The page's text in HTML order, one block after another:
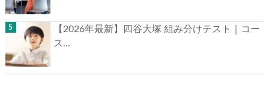
【2026年最新】四谷大塚 組み分けテスト｜コー
ス...